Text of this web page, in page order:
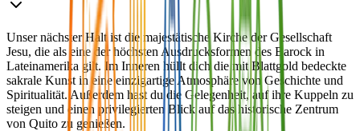
Unser nächster Halt ist die majestätische Kirche der Gesellschaft
Jesu, die als eine der höchsten Ausdrucksformen des Barock in
Lateinamerika gilt. Im Inneren hüllt dich die mit Blattgold bedeckte
sakrale Kunst in eine einzigartige Atmosphäre von Geschichte und
Spiritualität. Außerdem hast du die Gelegenheit, auf ihre Kuppeln zu
steigen und einen privilegierten Blick auf das historische Zentrum
von Quito zu genießen.